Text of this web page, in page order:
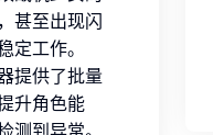
甚至出现闪
工作。
提供了批量
升角色能
到异常。